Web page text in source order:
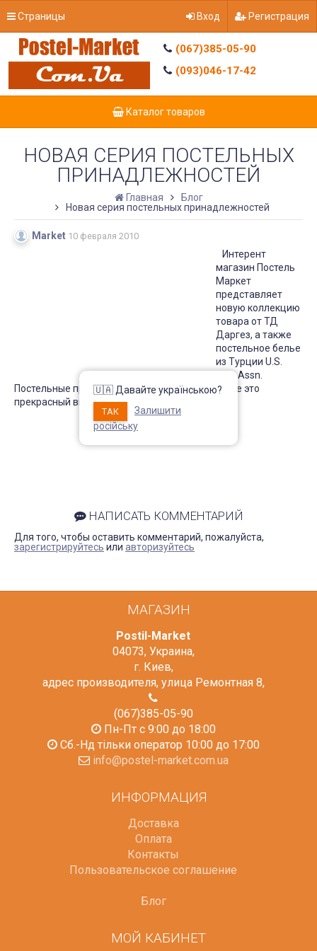
Страницы Вход Регистрация
(067)385-05-90
(093)046-17-42
Каталог товаров
НОВАЯ СЕРИЯ ПОСТЕЛЬНЫХ
ПРИНАДЛЕЖНОСТЕЙ
Главная
Блог
Новая серия постельных принадлежностей
Market 10 февраля 2010
Интерент
магазин Постель
Маркет
представляет
новую коллекцию
товара от ТД
Даргез, а также
постельное белье
из Турции U.S.
Polo Assn.
Постельные принадлежности в нашем магазине это
прекрасный выбор к празднику 8 марта.
НАПИСАТЬ КОММЕНТАРИЙ
Для того, чтобы оставить комментарий, пожалуйста,
зарегистрируйтесь или авторизуйтесь
МАГАЗИН
Postil-Market
04073, Украина,
г. Киев,
адрес производителя, улица Ремонтная 8,
(067)385-05-90
Пн-Пт с 9:00 до 18:00
Сб.-Нд тільки оператор 10:00 до 17:00
info@postel-market.com.ua
ИНФОРМАЦИЯ
Доставка
Оплата
Контакты
Пользовательское соглашение
Блог
МОЙ КАБИНЕТ
🇺🇦 Давайте українською?
ТАК
Залишити
російську